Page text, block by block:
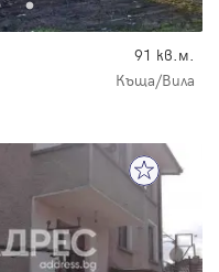
91 кв.м.
Къща/Вила